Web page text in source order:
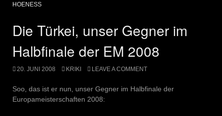
HOENESS
Die Türkei, unser Gegner im
Halbfinale der EM 2008
20. JUNI 2008 KRIKI LEAVE A COMMENT
Soo, das ist er nun, unser Gegner im Halbfinale der
Europameisterschaften 2008: